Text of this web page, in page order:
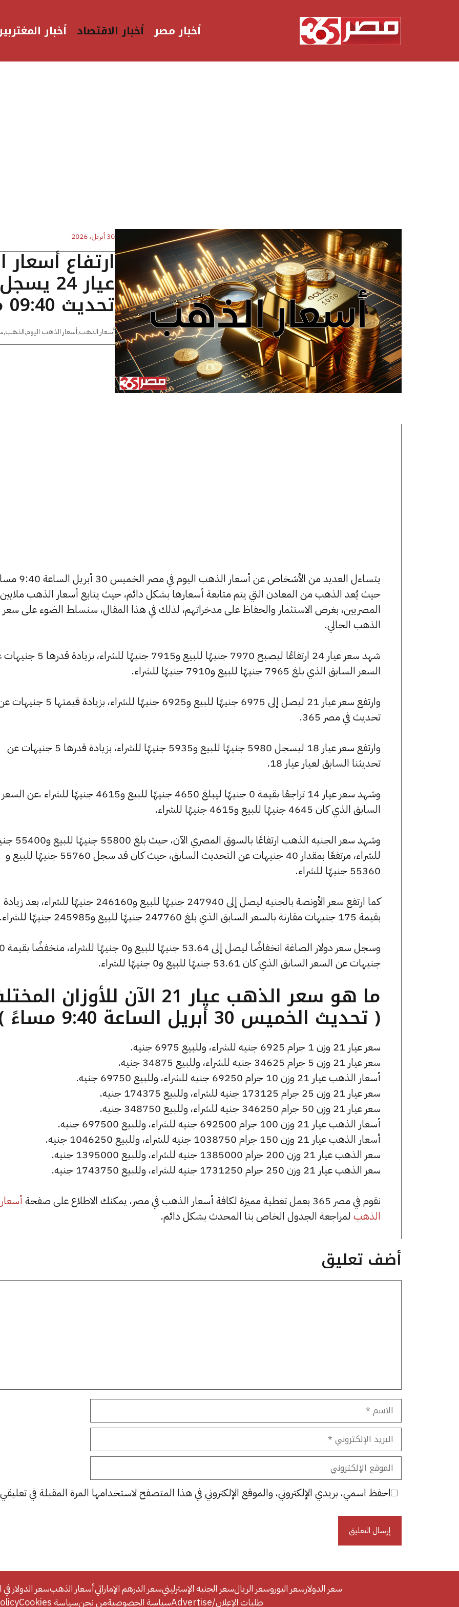
أخبار مصر أخبار الاقتصاد أخبار
30 أبريل، 2026
ارتفاع
تحديث 09:40 مساءًا
أسعار الذهب,أسعار الذهب اليوم,الذهب,
يتساءل العديد من الأشخاص عن أسعار الذهب اليوم في
حيث يُعد الذهب من المعادن التي يتم متابعة أسعارها بشكل دائم، حيث يتابع أسعار الذهب ملايين
المصريين، بغرض الاستثمار والحفاظ على مدخراتهم، لذلك في هذا المقال، سنسلط الضوء على سعر
الذهب الحالي.
شهد سعر عيار 24 ارتفاعًا ليصبح 7970 جنيهًا للبيع و7915 جنيهًا
السعر السابق الذي بلغ 7965 جنيهًا للبيع و7910 جنيهًا للشراء.
وارتفع سعر عيار 21 ليصل إلى 6975 جنيهًا للبيع و6925 جنيهًا
تحديث في مصر 365.
وارتفع سعر عيار 18 ليسجل 5980 جنيهًا للبيع و5935 جنيهًا للشراء، بزيادة قدرها 5 جنيهات عن
تحديثنا السابق لعيار عيار 18.
وشهد سعر عيار 14 تراجعًا بقيمة 0 جنيهًا ليبلغ 4650 جنيهًا للبيع و4615 جنيهًا للشراء ،عن السعر
السابق الذي كان 4645 جنيهًا للبيع و4615 جنيهًا للشراء.
وشهد سعر الجنيه الذهب ارتفاعًا بالسوق
للشراء، مرتفعًا بمقدار 40 جنيهات عن التحديث السابق، حيث كان قد سجل 55760 جنيهًا للبيع و
55360 جنيهًا للشراء.
كما ارتفع سعر الأونصة بالجنيه ليصل إلى 247940 جنيهًا للبيع و246160 جنيهًا للشراء، بعد زيادة
بقيمة 175 جنيهات مقارنة بالسعر السابق الذي بلغ 247760 جنيهًا للبيع و245985 جنيهًا للشراء.
وسجل سعر دولار الصاغة انخفاضًا ليصل إلى 53.64 جنيهًا للبيع و0 جنيهًا للشراء، منخفضًا بقيمة 0
جنيهات عن السعر السابق الذي كان 53.61 جنيهًا للبيع و0 جنيهًا للشراء.
ما هو سعر الذهب عيار 21 الآن للأوزان
( تحديث الخميس 30 أبريل الساعة 9:40 مساءً )
سعر عيار 21 وزن 1 جرام 6925 جنيه للشراء، وللبيع 6975 جنيه.
سعر عيار 21 وزن 5 جرام 34625 جنيه للشراء، وللبيع 34875 جنيه.
أسعار الذهب عيار 21 وزن 10 جرام 69250 جنيه للشراء، وللبيع 69750 جنيه.
سعر عيار 21 وزن 25 جرام 173125 جنيه للشراء، وللبيع 174375 جنيه.
سعر عيار 21 وزن 50 جرام 346250 جنيه للشراء، وللبيع 348750 جنيه.
أسعار الذهب عيار 21 وزن 100 جرام 692500 جنيه للشراء، وللبيع 697500 جنيه.
أسعار الذهب عيار 21 وزن 150 جرام 1038750 جنيه للشراء، وللبيع 1046250 جنيه.
سعر الذهب عيار 21 وزن 200 جرام 1385000 جنيه للشراء، وللبيع 1395000 جنيه.
سعر الذهب عيار 21 وزن 250 جرام 1731250 جنيه للشراء، وللبيع 1743750 جنيه.
نقوم في مصر 365 بعمل تغطية مميزة لكافة أسعار الذهب في مصر، يمكنك الاطلاع على صفحة
أسعار
الذهب لمراجعة الجدول الخاص بنا المحدث بشكل دائم.
أضف تعليق
الاسم
البريد
الإلكتروني
الموقع
الإلكتروني
احفظ اسمي، بريدي الإلكتروني، والموقع الإلكتروني في هذا المتصفح لاستخدامها المرة المقبلة في
سعر الدولارسعر اليوروسعر الريالسعر الجنيه الإسترلينيسعر الدرهم الإماراتيأسعار الذهبسعر الدولار في
طلبات الإعلان/Advertise
سياسة الخصوصيةمن نحنسياسة Cookies